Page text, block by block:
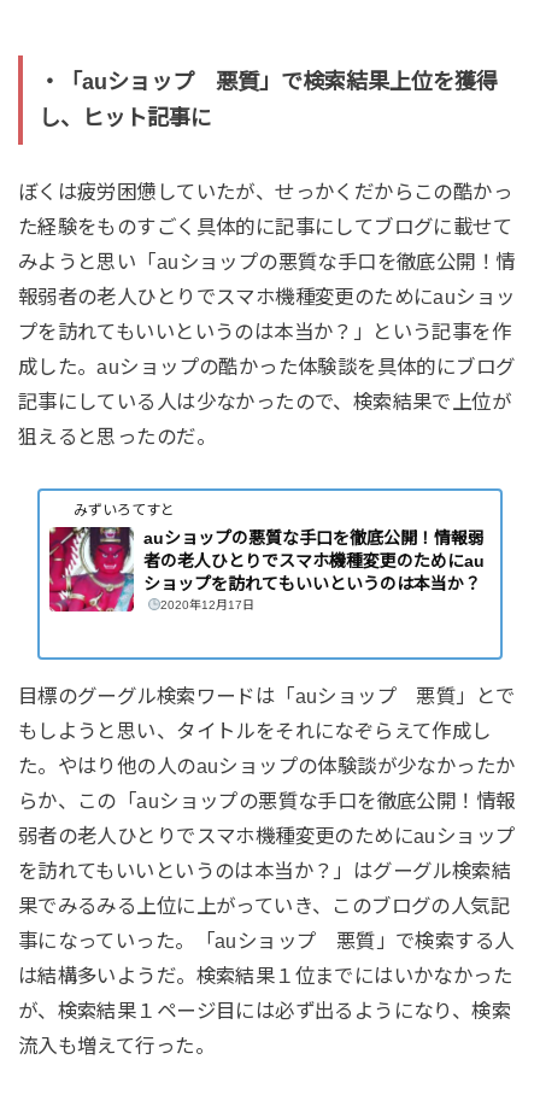
・「auショップ 悪質」で検索結果上位を獲得
し、ヒット記事に
ぼくは疲労困憊していたが、せっかくだからこの酷かっ
た経験をものすごく具体的に記事にしてブログに載せて
みようと思い「auショップの悪質な手口を徹底公開！情
報弱者の老人ひとりでスマホ機種変更のためにauショッ
プを訪れてもいいというのは本当か？」という記事を作
成した。auショップの酷かった体験談を具体的にブログ
記事にしている人は少なかったので、検索結果で上位が
狙えると思ったのだ。
みずいろてすと
auショップの悪質な手口を徹底公開！情報弱
者の老人ひとりでスマホ機種変更のためにau
ショップを訪れてもいいというのは本当か？
2020年12月17日
目標のグーグル検索ワードは「auショップ 悪質」とで
もしようと思い、タイトルをそれになぞらえて作成し
た。やはり他の人のauショップの体験談が少なかったか
らか、この「auショップの悪質な手口を徹底公開！情報
弱者の老人ひとりでスマホ機種変更のためにauショップ
を訪れてもいいというのは本当か？」はグーグル検索結
果でみるみる上位に上がっていき、このブログの人気記
事になっていった。「auショップ 悪質」で検索する人
は結構多いようだ。検索結果１位までにはいかなかった
が、検索結果１ページ目には必ず出るようになり、検索
流入も増えて行った。